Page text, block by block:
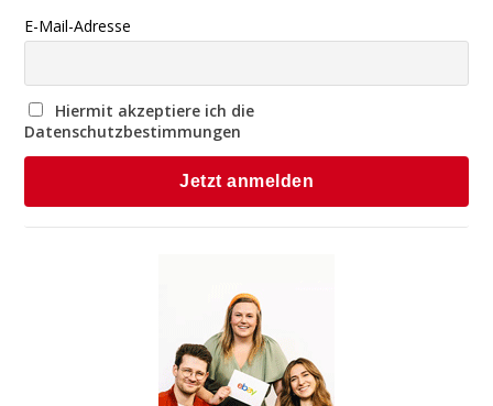
E-Mail-Adresse
Hiermit akzeptiere ich die
Datenschutzbestimmungen